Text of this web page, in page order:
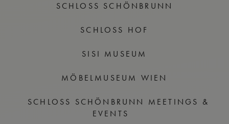
SCHLOSS SCHÖNBRUNN
SCHLOSS HOF
SISI MUSEUM
MÖBELMUSEUM WIEN
SCHLOSS SCHÖNBRUNN MEETINGS &
EVENTS